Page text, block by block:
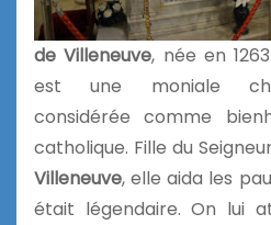
de Villeneuve, née en
est une moniale
considérée comme
catholique. Fille du
Villeneuve, elle aida les
était légendaire. On lui